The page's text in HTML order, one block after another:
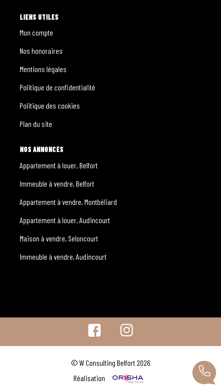
LIENS UTILES
Mon compte
Nos honoraires
Mentions légales
Politique de confidentialité
Politique des cookies
Plan du site
NOS ANNONCES
Appartement à louer, Belfort
Immeuble à vendre, Belfort
Appartement à vendre, Montbéliard
Appartement à louer, Audincourt
Maison à vendre, Seloncourt
Immeuble à vendre, Audincourt
© W Consulting Belfort 2026
Réalisation